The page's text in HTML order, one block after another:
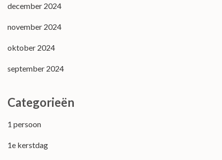
december 2024
november 2024
oktober 2024
september 2024
Categorieën
1 persoon
1e kerstdag